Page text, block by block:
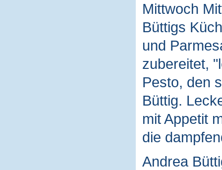
Mittwoch
Büttigs
und
zubereitet,
Pesto, den
Büttig.
mit Appetit
die
Andrea